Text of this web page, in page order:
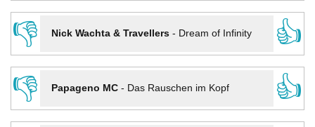
👎
Nick Wachta & Travellers- Dream of Infinity
👍
👎
Papageno MC- Das Rauschen im Kopf
👍